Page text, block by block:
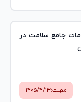
جامع سلامت در
مهلت:۱۴۰۵/۴/۱۳